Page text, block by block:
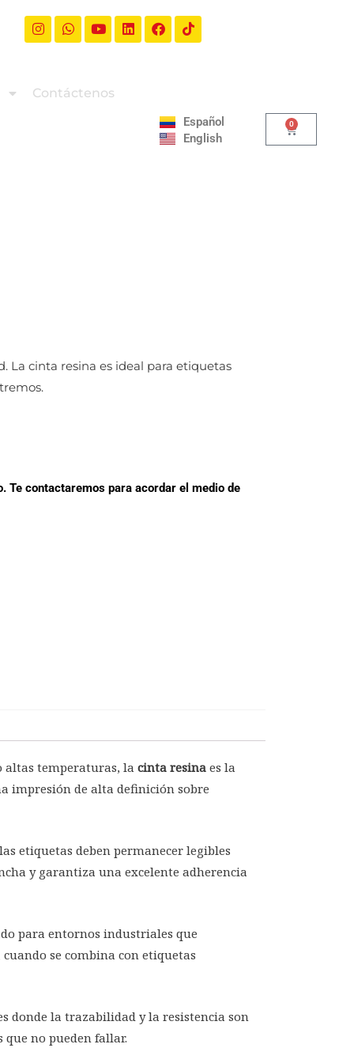
Contáctenos
Español
English
0
La cinta resina es ideal para etiquetas
Te contactaremos para acordar el medio de
altas temperaturas, la cinta resina es la
impresión de alta definición sobre
etiquetas deben permanecer legibles
y garantiza una excelente adherencia
para entornos industriales que
se combina con etiquetas
donde la trazabilidad y la resistencia son
no pueden fallar.